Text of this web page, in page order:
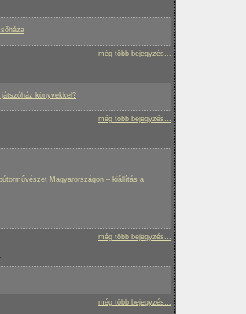
még több bejegyzés...
könyvekkel?
még több bejegyzés...
Magyarországon – kiállítás a
még több bejegyzés...
még több bejegyzés...